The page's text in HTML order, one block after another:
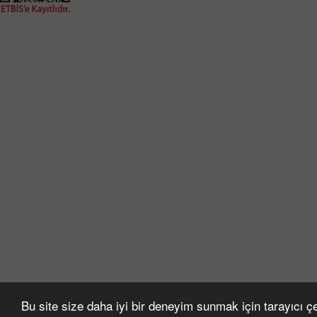
Bu site size daha iyi bir deneyim sunmak için tarayıcı